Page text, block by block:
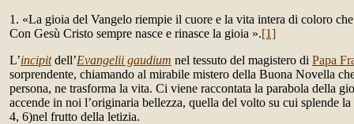
1. «La gioia del Vangelo riempie il cuore e la vita intera di coloro
Con Gesù Cristo sempre nasce e rinasce la gioia ».[1]
L’incipitdell’Evangelii gaudium nel tessuto del magistero di Papa
sorprendente, chiamando al mirabile mistero della Buona Novella
persona, ne trasforma la vita. Ci viene raccontata la parabola della
accende in noi l’originaria bellezza, quella del volto su cui splende
4, 6)nel frutto della letizia.